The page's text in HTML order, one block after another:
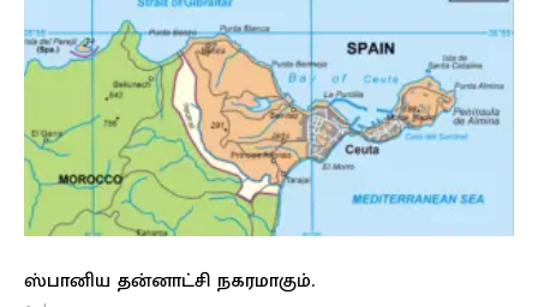
ஸ்பானிய தன்னாட்சி நகரமாகும்.